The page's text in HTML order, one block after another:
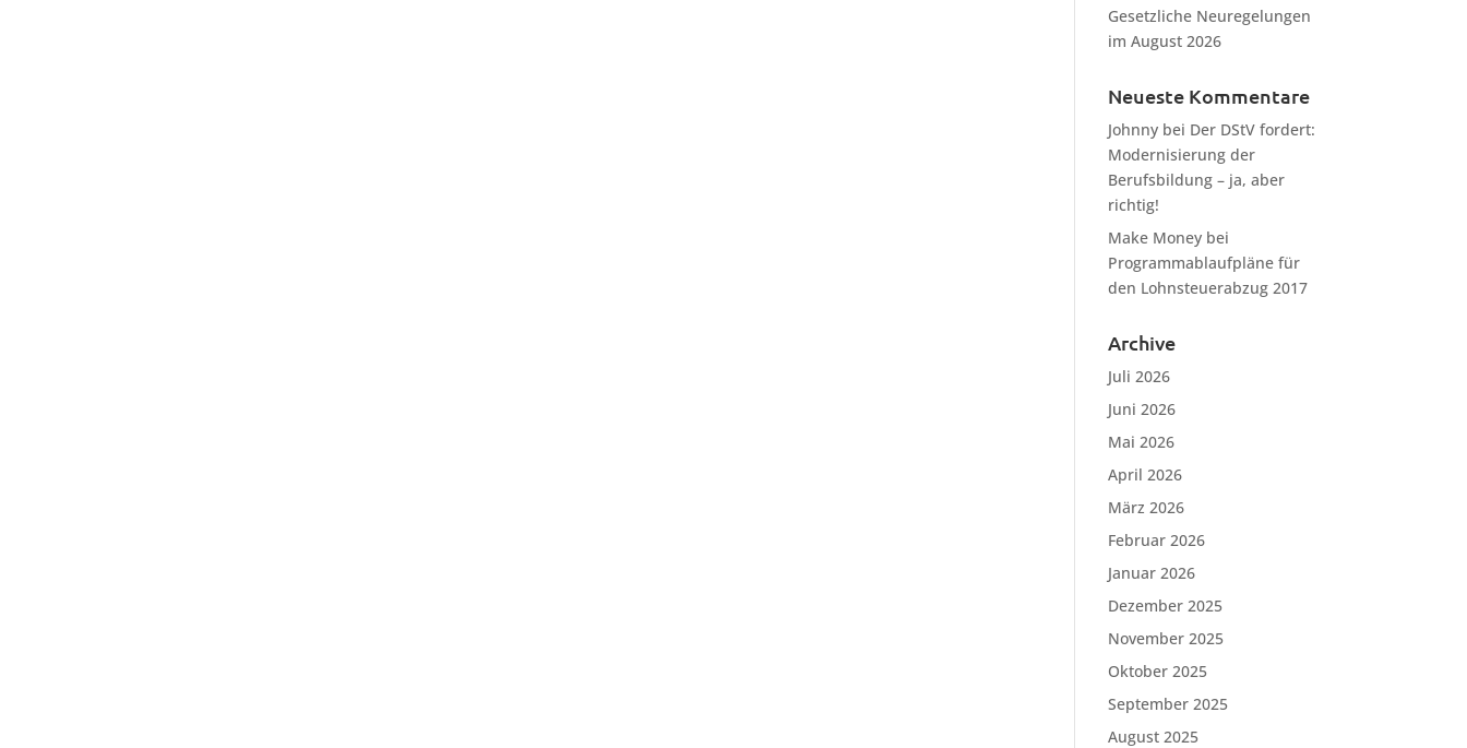
Gesetzliche Neuregelungen
im August 2026
Neueste Kommentare
Johnny bei Der DStV fordert:
Modernisierung der
Berufsbildung – ja, aber
richtig!
Make Money bei
Programmablaufpläne für
den Lohnsteuerabzug 2017
Archive
Juli 2026
Juni 2026
Mai 2026
April 2026
März 2026
Februar 2026
Januar 2026
Dezember 2025
November 2025
Oktober 2025
September 2025
August 2025